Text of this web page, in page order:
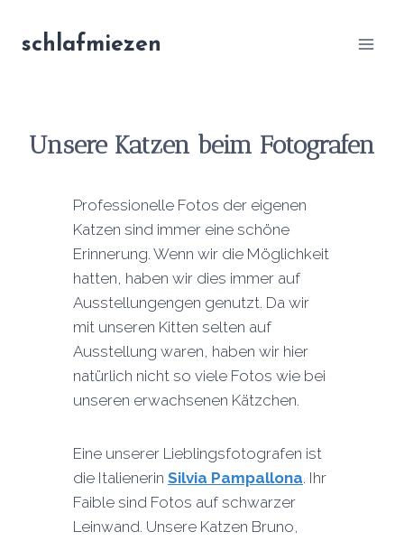
Inhaltschlafmiezen
Unsere Katzen beim Fotografen
Professionelle Fotos der eigenen
Katzen sind immer eine schöne
Erinnerung. Wenn wir die Möglichkeit
hatten, haben wir dies immer auf
Ausstellungengen genutzt. Da wir
mit unseren Kitten selten auf
Ausstellung waren, haben wir hier
natürlich nicht so viele Fotos wie bei
unseren erwachsenen Kätzchen.
Eine unserer Lieblingsfotografen ist
die Italienerin Silvia Pampallona. Ihr
Faible sind Fotos auf schwarzer
Leinwand. Unsere Katzen Bruno,